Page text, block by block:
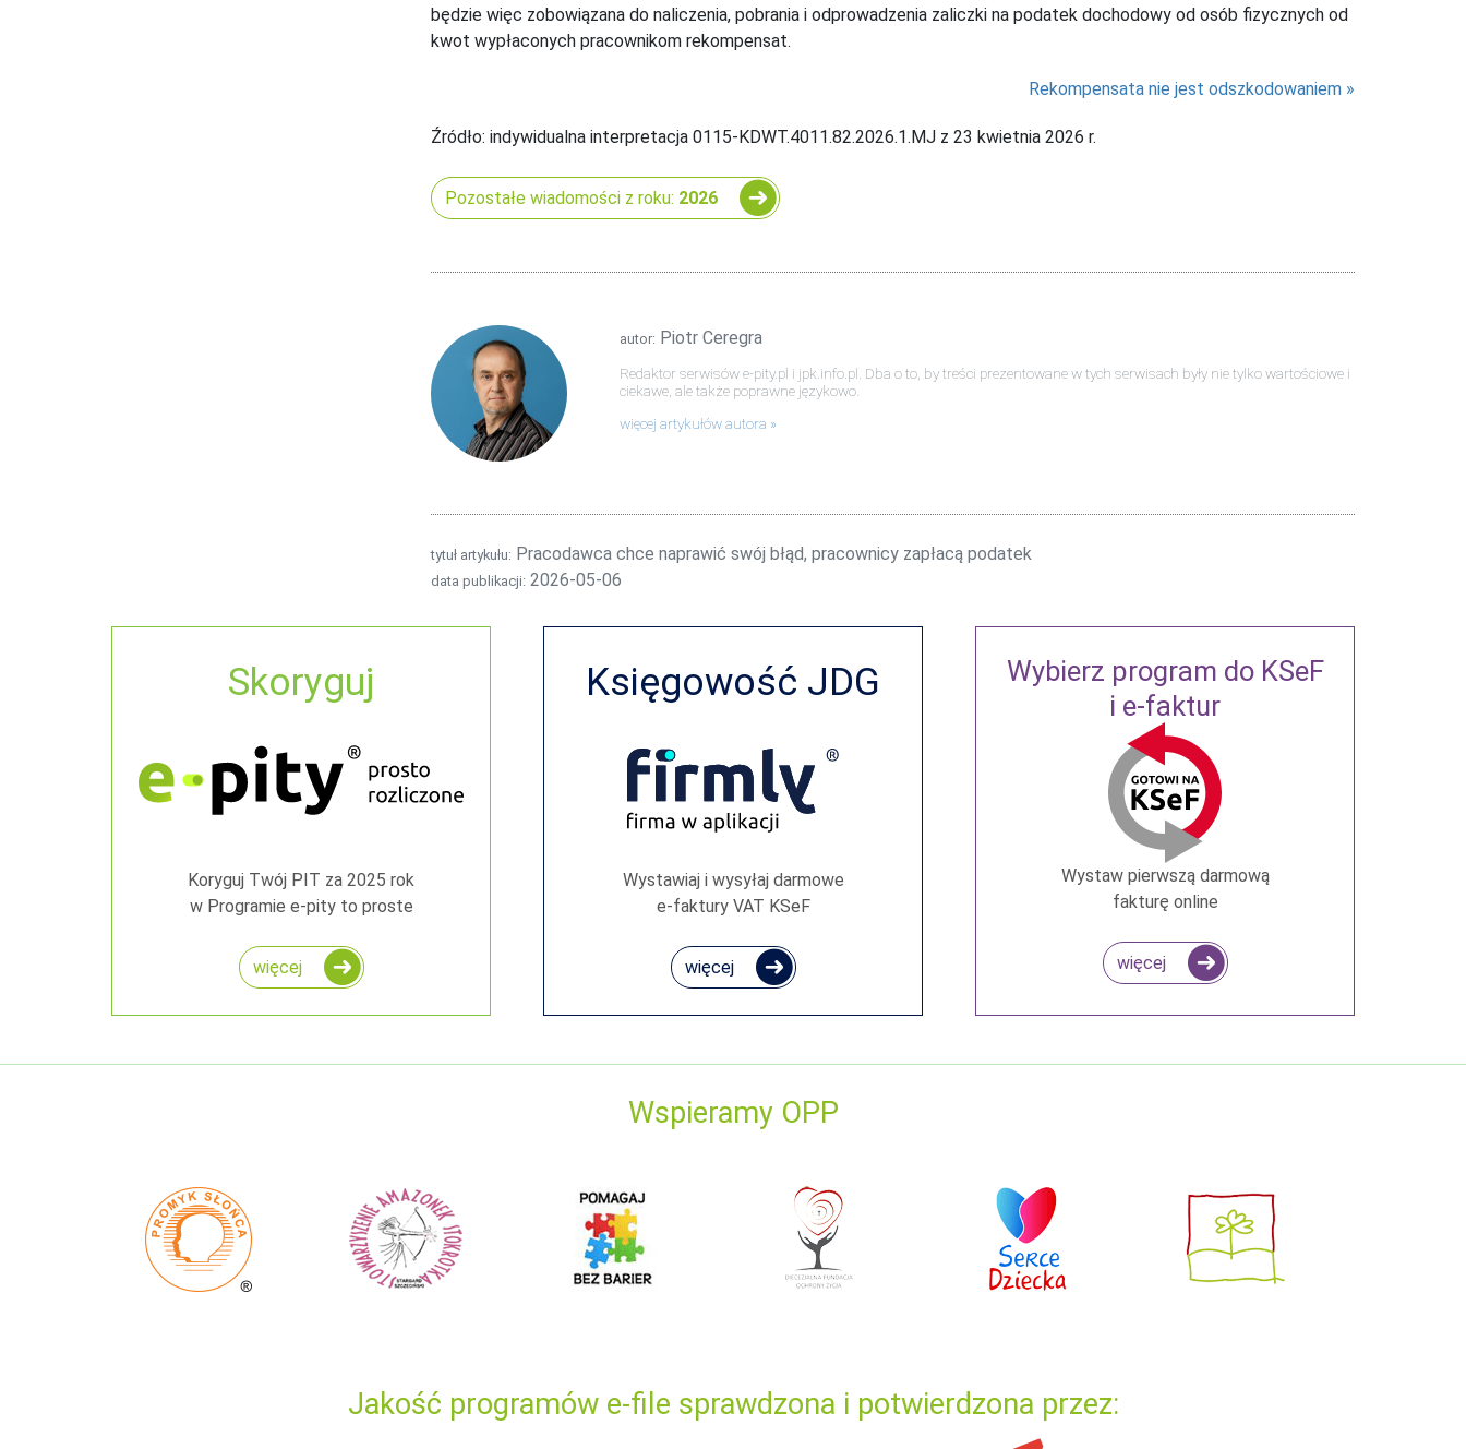
będzie więc zobowiązana do naliczenia, pobrania i odprowadzenia zaliczki na podatek dochodowy od osób fizycznych od
kwot wypłaconych pracownikom rekompensat.
Rekompensata nie jest odszkodowaniem
Źródło: indywidualna interpretacja 0115-KDWT.4011.82.2026.1.MJ z 23 kwietnia 2026 r.
Pozostałe wiadomości z roku: 2026
autor: Piotr Ceregra
Redaktor serwisów e-pity.pl i jpk.info.pl. Dba o to, by treści prezentowane w tych serwisach były nie tylko wartościowe i
ciekawe, ale także poprawne językowo.
więcej artykułów autora
tytuł artykułu: Pracodawca chce naprawić swój błąd, pracownicy zapłacą podatek
data publikacji: 2026-05-06
Skoryguj
Koryguj Twój PIT za 2025 rok
w Programie e-pity to proste
więcej
Księgowość JDG
Wystawiaj i wysyłaj darmowe
e‑faktury VAT KSeF
więcej
Wybierz program do KSeF
i e-faktur
Wystaw pierwszą darmową
fakturę online
więcej
Wspieramy OPP
Jakość programów e-file sprawdzona i potwierdzona przez: